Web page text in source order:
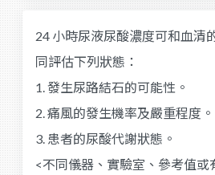
24 小時尿液尿酸濃度可和血清
同評估下列狀態：
1. 發生尿路結石的可能性。
2. 痛風的發生機率及嚴重程度。
3. 患者的尿酸代謝狀態。
<不同儀器、實驗室、參考值或